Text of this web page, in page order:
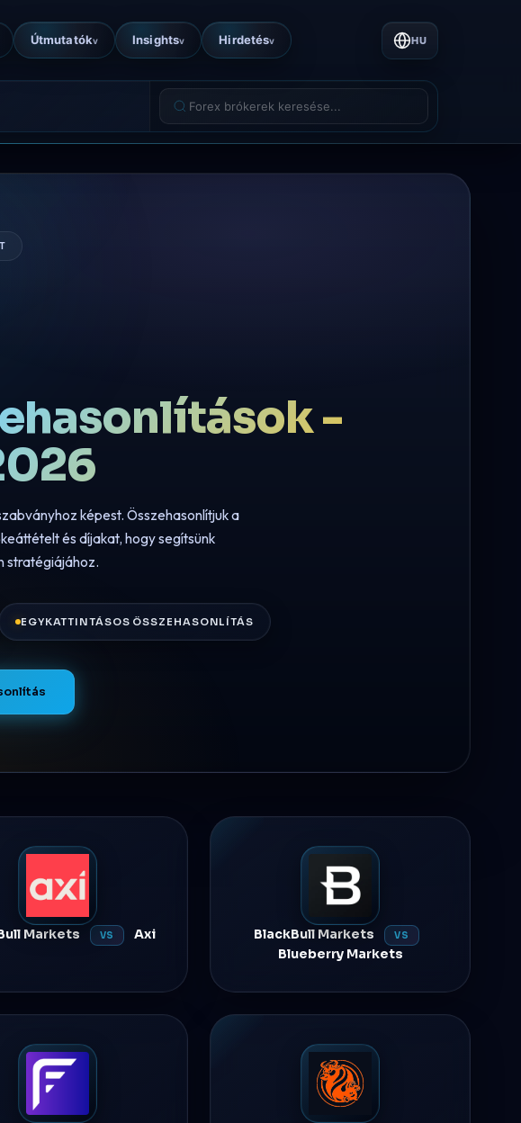
Útmutatókv Insightsv Hirdetésv HU
-
képest. Összehasonlítjuk a
és díjakat, hogy segítsünk
stratégiájához.
EGYKATTINTÁSOS ÖSSZEHASONLÍTÁS
Markets VS Axi BlackBull Markets VS
Blueberry Markets